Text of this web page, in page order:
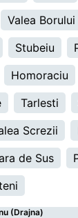
Valea Borului
Stubeiu
Homoraciu
Tarlesti
Screzii
de Sus
(Drajna)